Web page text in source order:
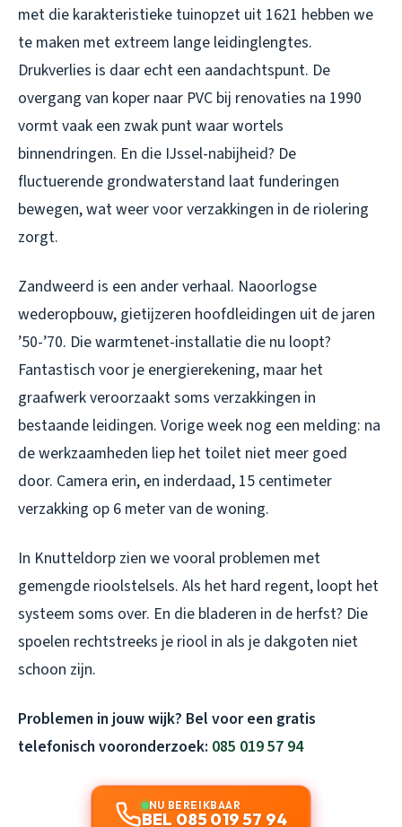
met die karakteristieke tuinopzet uit 1621 hebben we
te maken met extreem lange leidinglengtes.
Drukverlies is daar echt een aandachtspunt. De
overgang van koper naar PVC bij renovaties na 1990
vormt vaak een zwak punt waar wortels
binnendringen. En die IJssel-nabijheid? De
fluctuerende grondwaterstand laat funderingen
bewegen, wat weer voor verzakkingen in de riolering
zorgt.
Zandweerd is een ander verhaal. Naoorlogse
wederopbouw, gietijzeren hoofdleidingen uit de jaren
’50-’70. Die warmtenet-installatie die nu loopt?
Fantastisch voor je energierekening, maar het
graafwerk veroorzaakt soms verzakkingen in
bestaande leidingen. Vorige week nog een melding: na
de werkzaamheden liep het toilet niet meer goed
door. Camera erin, en inderdaad, 15 centimeter
verzakking op 6 meter van de woning.
In Knutteldorp zien we vooral problemen met
gemengde rioolstelsels. Als het hard regent, loopt het
systeem soms over. En die bladeren in de herfst? Die
spoelen rechtstreeks je riool in als je dakgoten niet
schoon zijn.
Problemen in jouw wijk? Bel voor een gratis
telefonisch vooronderzoek: 085 019 57 94
NU BEREIKBAAR
BEL 085 019 57 94